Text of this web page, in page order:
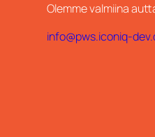
Olemme valmiina
info@pws.iconiq-